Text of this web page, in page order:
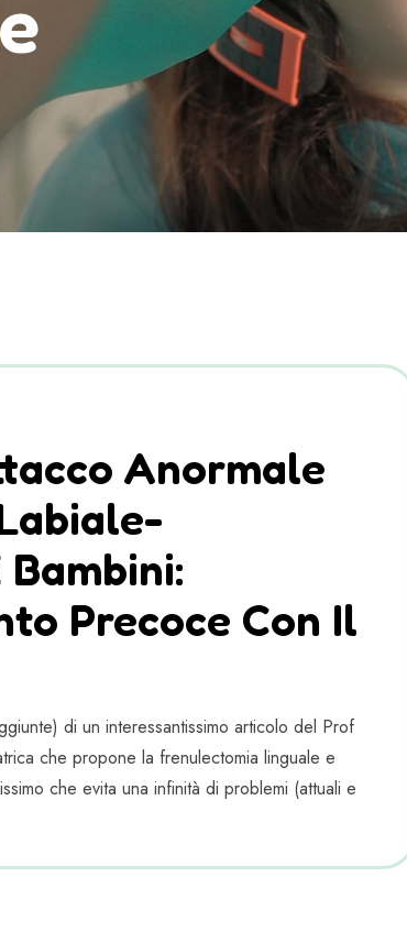
Anormale
Precoce Con Il
di un interessantissimo articolo del Prof
che propone la frenulectomia linguale e
che evita una infinità di problemi (attuali e